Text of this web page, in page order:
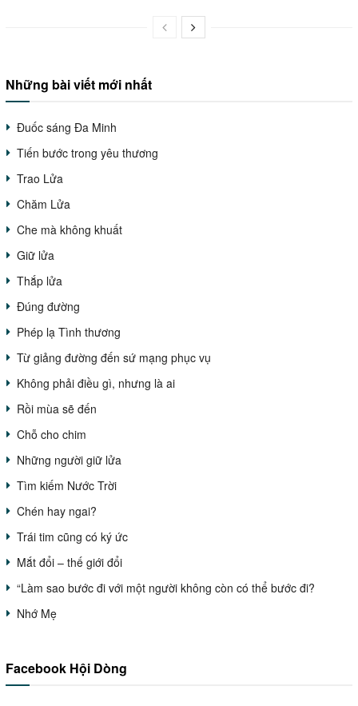
Những bài viết mới nhất
Đuốc sáng Đa Minh
Tiến bước trong yêu thương
Trao Lửa
Chăm Lửa
Che mà không khuất
Giữ lửa
Thắp lửa
Đúng đường
Phép lạ Tình thương
Từ giảng đường đến sứ mạng phục vụ
Không phải điều gì, nhưng là ai
Rồi mùa sẽ đến
Chỗ cho chim
Những người giữ lửa
Tìm kiếm Nước Trời
Chén hay ngai?
Trái tim cũng có ký ức
Mắt đổi – thế giới đổi
“Làm sao bước đi với một người không còn có thể bước đi?
Nhớ Mẹ
Facebook Hội Dòng